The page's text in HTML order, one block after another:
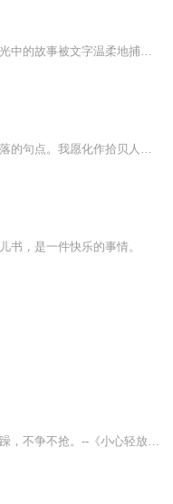
书，是一件快乐的事情。